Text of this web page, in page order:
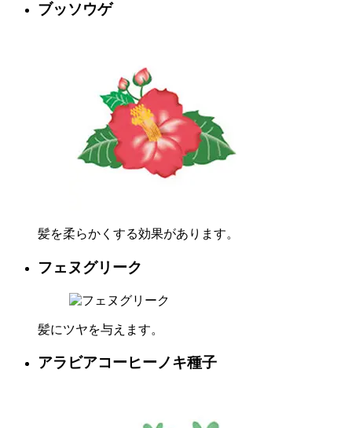
ブッソウゲ
髪を柔らかくする効果があります。
フェヌグリーク
髪にツヤを与えます。
アラビアコーヒーノキ種子